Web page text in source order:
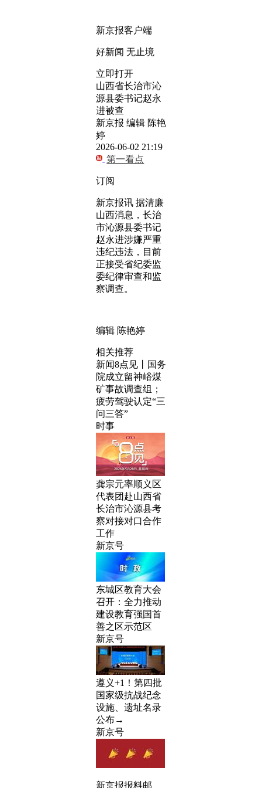
新京报客户端
好新闻 无止境
立即打开
山西省长治市沁
源县委书记赵永
进被查
新京报 编辑 陈艳
婷
2026-06-02 21:19
第一看点
订阅
新京报讯 据清廉
山西消息，长治
市沁源县委书记
赵永进涉嫌严重
违纪违法，目前
正接受省纪委监
委纪律审查和监
察调查。
编辑 陈艳婷
相关推荐
新闻8点见丨国务
院成立留神峪煤
矿事故调查组；
疲劳驾驶认定“三
问三答”
时事
龚宗元率顺义区
代表团赴山西省
长治市沁源县考
察对接对口合作
工作
新京号
东城区教育大会
召开：全力推动
建设教育强国首
善之区示范区
新京号
遵义+1！第四批
国家级抗战纪念
设施、遗址名录
公布→
新京号
新京报报料邮